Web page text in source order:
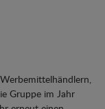
Gruppe im Jahr